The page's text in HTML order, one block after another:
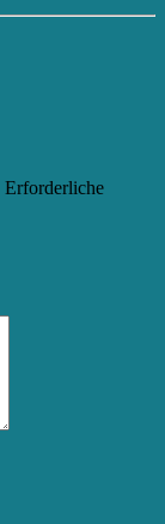
Erforderliche